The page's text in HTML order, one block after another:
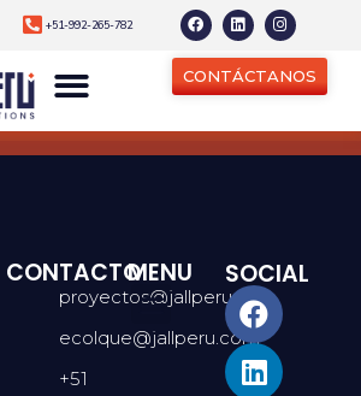
+51-992-265-782
CONTÁCTANOS
CONTACTO
proyectos@jallperu.com
ecolque@jallperu.com
+51
MENU SOCIAL